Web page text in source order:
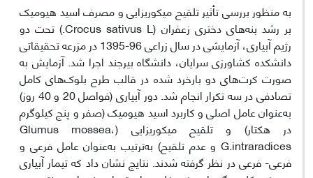
به منظور بررسی تأثیر تلقیح میکوریزایی و مصرف اسید هیومیک
بر رشد بنه‌های دختری زعفران (Crocus sativus L.) تحت دو
رژیم آبیاری، آزمایشی در سال زراعی 96-1395 در مزرعه تحقیقاتی
دانشکده کشاورزی سرایان، دانشگاه بیرجند اجرا شد. آزمایش به
صورت کرت‌های دو بارخرد شده در قالب طرح بلوک‌های کامل
تصادفی در سه تکرار انجام شد. دور آبیاری (فواصل 20 و 40 روز)
به‌عنوان عامل اصلی و کاربرد اسید هیومیک (صفر و پنج کیلوگرم
در هکتار) و تلقیح میکوریزایی (Glumus mossea،
G.intraradices و عدم تلقیح) به‌ترتیب به‌عنوان عامل فرعی و
فرعی- فرعی در نظر گرفته شدند. نتایج نشان داد که تیمار آبیاری